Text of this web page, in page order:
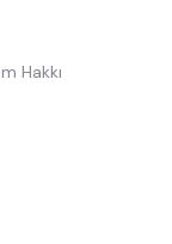
Hakkı